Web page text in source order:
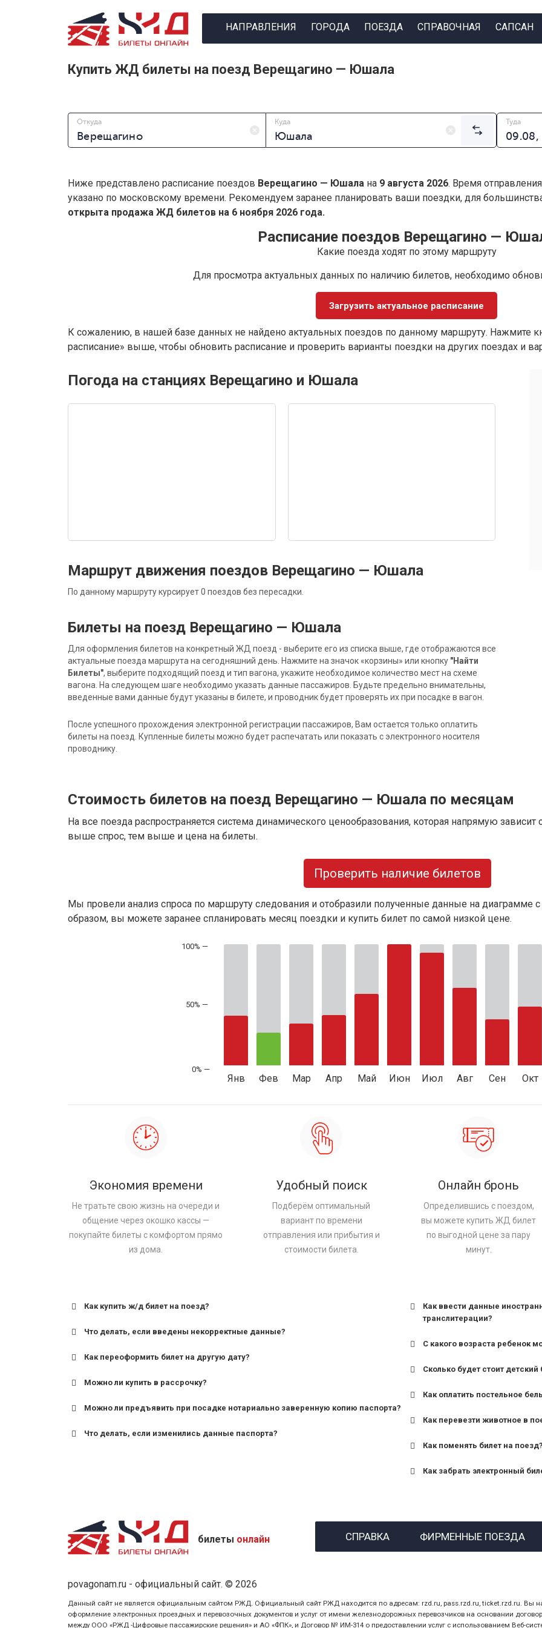
НАПРАВЛЕНИЯ ГОРОДА ПОЕЗДА СПРАВОЧНАЯ САПСАН
Купить ЖД билеты на поезд Верещагино — Юшала
Откуда Куда Туда
Ниже представлено расписание поездов Верещагино — Юшала на 9 августа 2026. Время
указано по московскому времени. Рекомендуем заранее планировать ваши поездки, для
открыта продажа ЖД билетов на 6 ноября 2026 года.
Расписание поездов Верещагино —
Какие поезда ходят по этому маршруту
Для просмотра актуальных данных по наличию билетов, необходимо
Загрузить актуальное расписание
К сожалению, в нашей базе данных не найдено актуальных поездов по данному маршруту. Нажмите
расписание» выше, чтобы обновить расписание и проверить варианты поездки на других поездах и
Погода на станциях Верещагино и Юшала
Маршрут движения поездов Верещагино — Юшала
По данному маршруту курсирует 0 поездов без пересадки.
Билеты на поезд Верещагино — Юшала
Для оформления билетов на конкретный ЖД поезд - выберите его из списка выше, где отображаются все
актуальные поезда маршрута на сегодняшний день. Нажмите на значок «корзины» или кнопку "Найти
Билеты", выберите подходящий поезд и тип вагона, укажите необходимое количество мест на схеме
вагона. На следующем шаге необходимо указать данные пассажиров. Будьте предельно внимательны,
введенные вами данные будут указаны в билете, и проводник будет проверять их при посадке в вагон.
После успешного прохождения электронной регистрации пассажиров, Вам остается только оплатить
билеты на поезд. Купленные билеты можно будет распечатать или показать с электронного носителя
проводнику.
Стоимость билетов на поезд Верещагино — Юшала по месяцам
На все поезда распространяется система динамического ценообразования, которая напрямую
выше спрос, тем выше и цена на билеты.
Проверить наличие билетов
Мы провели анализ спроса по маршруту следования и отобразили полученные данные на диаграмме
образом, вы можете заранее спланировать месяц поездки и купить билет по самой низкой цене.
50% —
Янв Фев Мар Апр Май Июн Июл Авг Сен Окт
Экономия времени
Не тратьте свою жизнь на очереди и
общение через окошко кассы —
покупайте билеты с комфортом прямо
из дома.
Удобный поиск
Подберём оптимальный
вариант по времени
отправления или прибытия и
стоимости билета.
Онлайн бронь
Определившись с поездом,
вы можете купить ЖД билет
по выгодной цене за пару
минут.
Как купить ж/д билет на поезд?
Что делать, если введены некорректные данные?
Как переоформить билет на другую дату?
Можно ли купить в рассрочку?
Можно ли предъявить при посадке нотариально заверенную копию паспорта?
Что делать, если изменились данные паспорта?
Как ввести данные
транслитерации?
С какого возраста ребенок
для поездов дальнего
Сколько будет стоит детский
Как оплатить постельное
Как перевезти животное в
Как поменять билет на поезд?
Как забрать электронный
назвав кассиру 14-
билеты онлайн СПРАВКА ФИРМЕННЫЕ ПОЕЗДА
povagonam.ru - официальный сайт. © 2026
Данный сайт не является официальным сайтом РЖД. Официальный сайт РЖД находится по адресам: rzd.ru, pass.rzd.ru, ticket.rzd.ru. Вы
оформление электронных проездных и перевозочных документов и услуг от имени железнодорожных перевозчиков на основании
между ООО «РЖД -Цифровые пассажирские решения» и АО «ФПК», и Договор № ИМ-314 о предоставлении услуг с использованием Веб-